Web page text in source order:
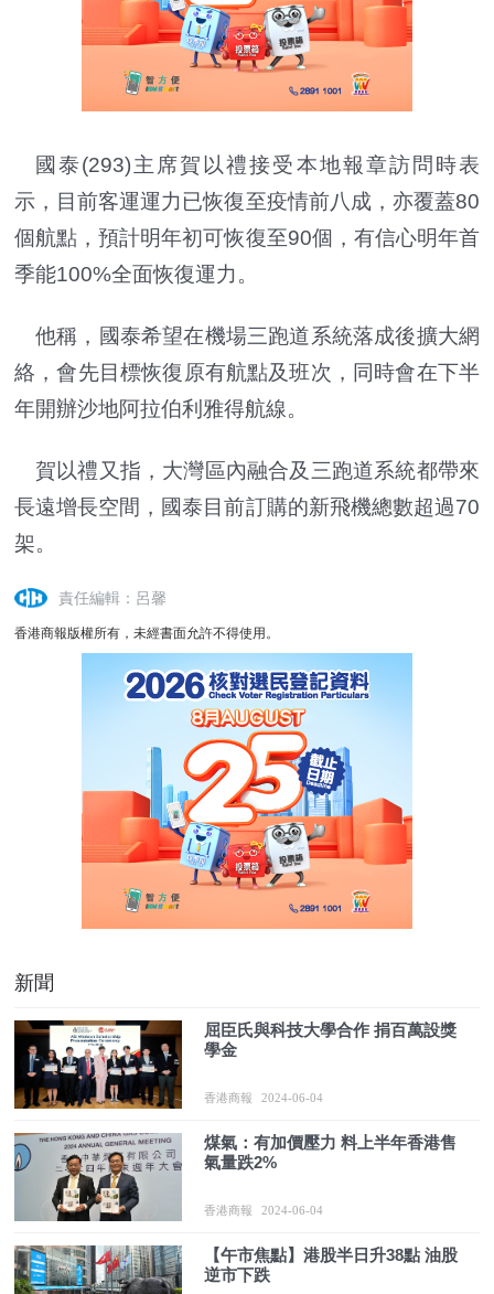
國泰(293)主席賀以禮接受本地報章訪問時表
示，目前客運運力已恢復至疫情前八成，亦覆蓋80
個航點，預計明年初可恢復至90個，有信心明年首
季能100%全面恢復運力。
他稱，國泰希望在機場三跑道系統落成後擴大網
絡，會先目標恢復原有航點及班次，同時會在下半
年開辦沙地阿拉伯利雅得航線。
賀以禮又指，大灣區內融合及三跑道系統都帶來
長遠增長空間，國泰目前訂購的新飛機總數超過70
架。
責任編輯：呂馨
香港商報版權所有，未經書面允許不得使用。
新聞
屈臣氏與科技大學合作 捐百萬設獎
學金
香港商報 2024-06-04
煤氣：有加價壓力 料上半年香港售
氣量跌2%
香港商報 2024-06-04
【午市焦點】港股半日升38點 油股
逆市下跌